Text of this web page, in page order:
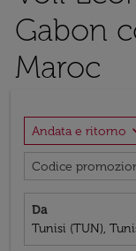
Gabon
Maroc
Andata e ritorno
Codice
Da
Tunisi (TUN),